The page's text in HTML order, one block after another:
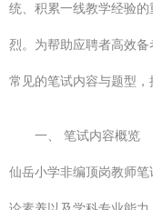
统、积累一线教学经验
烈。为帮助应聘者高效
常见的笔试内容与题型，
一、 笔试内容概览
仙岳小学非编顶岗教师